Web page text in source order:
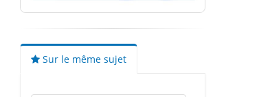
Sur le même sujet